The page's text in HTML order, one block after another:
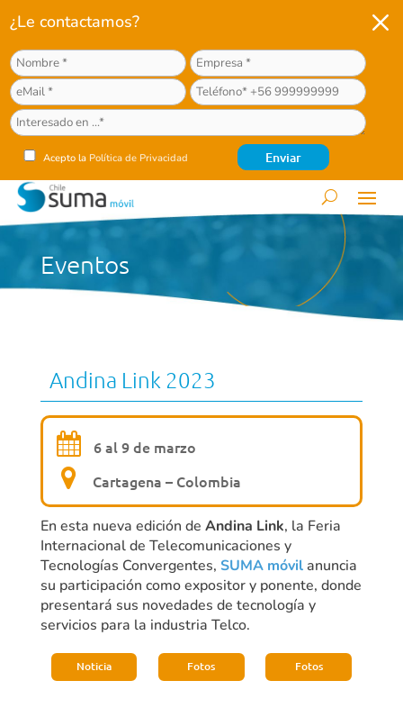
¿Le contactamos?
Acepto la Política de Privacidad
M
Eventos
Andina Link 2023
6 al 9 de marzo
Cartagena – Colombia
En esta nueva edición de Andina Link, la Feria
Internacional de Telecomunicaciones y
Tecnologías Convergentes, SUMA móvilanuncia
su participación como expositor y ponente, donde
presentará sus novedades de tecnología y
servicios para la industria Telco.
Noticia Fotos Fotos